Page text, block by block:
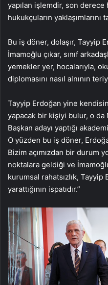
yapılan işlemdir, son derece
hukukçuların
Bu iş döner, dolaşır, Tayyip
İmamoğlu çıkar, sınıf
yemekler yer, hocalarıyla,
diplomasını nasıl alnının
Tayyip Erdoğan yine
yapacak bir kişiyi bulur, o
Başkan adayı yaptığı
O yüzden bu iş döner,
Bizim açımızdan bir durum
noktalara geldiği ve
kurumsal rahatsızlık, Tayyip
yarattığının ispatıdır.”